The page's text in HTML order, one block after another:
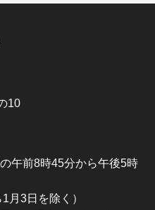
10
午前8時45分から午後5時
月3日を除く）